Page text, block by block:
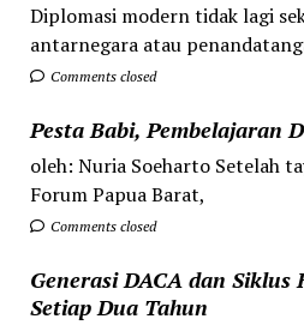
Diplomasi modern tidak lagi
antarnegara atau
Comments closed
Pesta Babi, Pembelajaran
oleh: Nuria Soeharto Setelah
Forum Papua Barat,
Comments closed
Generasi DACA dan Siklus
Setiap Dua Tahun